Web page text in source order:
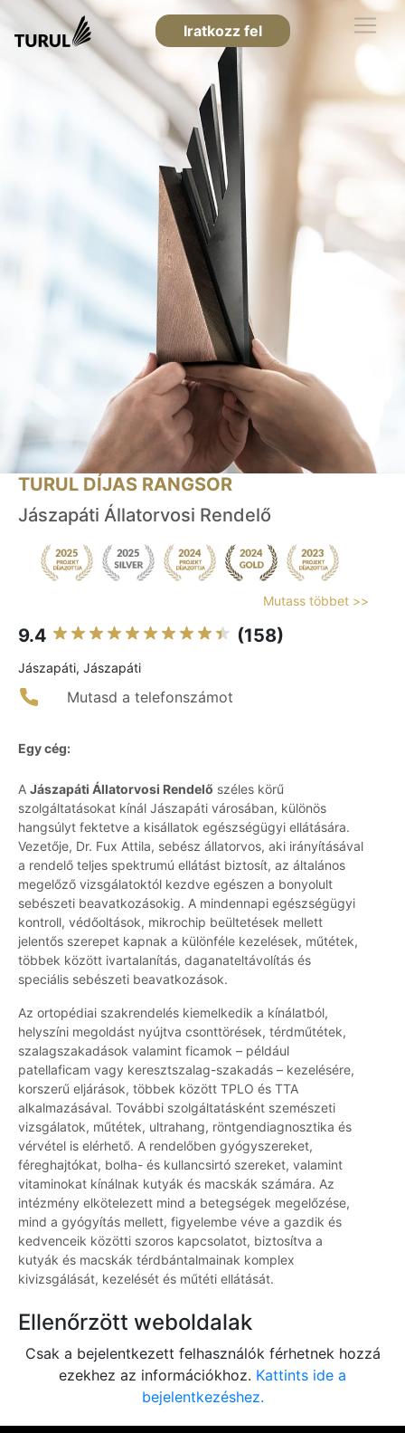
Iratkozz fel
TURUL DÍJAS RANGSOR
Jászapáti Állatorvosi Rendelő
Mutass többet >>
9.4 (158)
Jászapáti, Jászapáti
Mutasd a telefonszámot
Egy cég:
A Jászapáti Állatorvosi Rendelő széles körű
szolgáltatásokat kínál Jászapáti városában, különös
hangsúlyt fektetve a kisállatok egészségügyi ellátására.
Vezetője, Dr. Fux Attila, sebész állatorvos, aki irányításával
a rendelő teljes spektrumú ellátást biztosít, az általános
megelőző vizsgálatoktól kezdve egészen a bonyolult
sebészeti beavatkozásokig. A mindennapi egészségügyi
kontroll, védőoltások, mikrochip beültetések mellett
jelentős szerepet kapnak a különféle kezelések, műtétek,
többek között ivartalanítás, daganateltávolítás és
speciális sebészeti beavatkozások.
Az ortopédiai szakrendelés kiemelkedik a kínálatból,
helyszíni megoldást nyújtva csonttörések, térdműtétek,
szalagszakadások valamint ficamok – például
patellaficam vagy keresztszalag-szakadás – kezelésére,
korszerű eljárások, többek között TPLO és TTA
alkalmazásával. További szolgáltatásként szemészeti
vizsgálatok, műtétek, ultrahang, röntgendiagnosztika és
vérvétel is elérhető. A rendelőben gyógyszereket,
féreghajtókat, bolha- és kullancsirtó szereket, valamint
vitaminokat kínálnak kutyák és macskák számára. Az
intézmény elkötelezett mind a betegségek megelőzése,
mind a gyógyítás mellett, figyelembe véve a gazdik és
kedvenceik közötti szoros kapcsolatot, biztosítva a
kutyák és macskák térdbántalmainak komplex
kivizsgálását, kezelését és műtéti ellátását.
Ellenőrzött weboldalak
Csak a bejelentkezett felhasználók férhetnek hozzá
ezekhez az információkhoz. Kattints ide a
bejelentkezéshez.